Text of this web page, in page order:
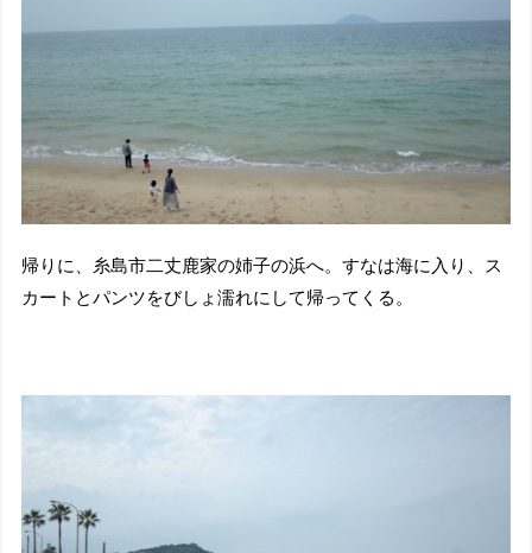
帰りに、糸島市二丈鹿家の姉子の浜へ。すなは海に入り、ス
カートとパンツをびしょ濡れにして帰ってくる。